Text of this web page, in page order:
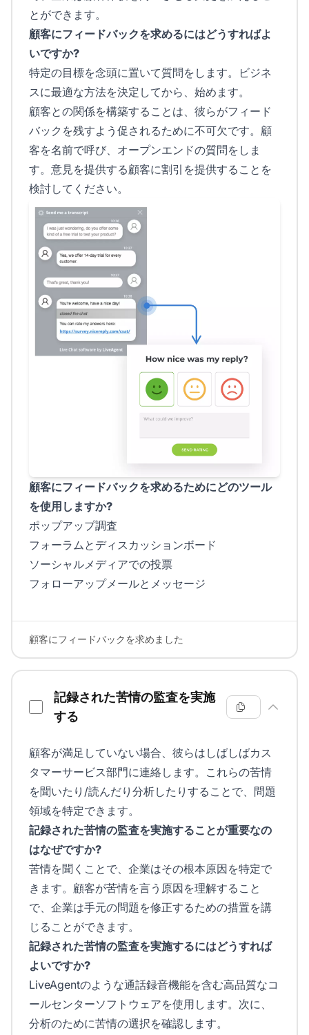
とができます。
顧客にフィードバックを求めるにはどうすればよ
いですか?
特定の目標を念頭に置いて質問をします。ビジネ
スに最適な方法を決定してから、始めます。
顧客との関係を構築することは、彼らがフィード
バックを残すよう促されるために不可欠です。顧
客を名前で呼び、オープンエンドの質問をしま
す。意見を提供する顧客に割引を提供することを
検討してください。
顧客にフィードバックを求めるためにどのツール
を使用しますか?
ポップアップ調査
フォーラムとディスカッションボード
ソーシャルメディアでの投票
フォローアップメールとメッセージ
顧客にフィードバックを求めました
記録された苦情の監査を実施
する
顧客が満足していない場合、彼らはしばしばカス
タマーサービス部門に連絡します。これらの苦情
を聞いたり/読んだり分析したりすることで、問題
領域を特定できます。
記録された苦情の監査を実施することが重要なの
はなぜですか?
苦情を聞くことで、企業はその根本原因を特定で
きます。顧客が苦情を言う原因を理解すること
で、企業は手元の問題を修正するための措置を講
じることができます。
記録された苦情の監査を実施するにはどうすれば
よいですか?
LiveAgentのような通話録音機能を含む高品質なコ
ールセンターソフトウェアを使用します。次に、
分析のために苦情の選択を確認します。